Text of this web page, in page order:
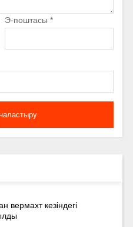
Э-поштасы *
вермахт кезіндегі